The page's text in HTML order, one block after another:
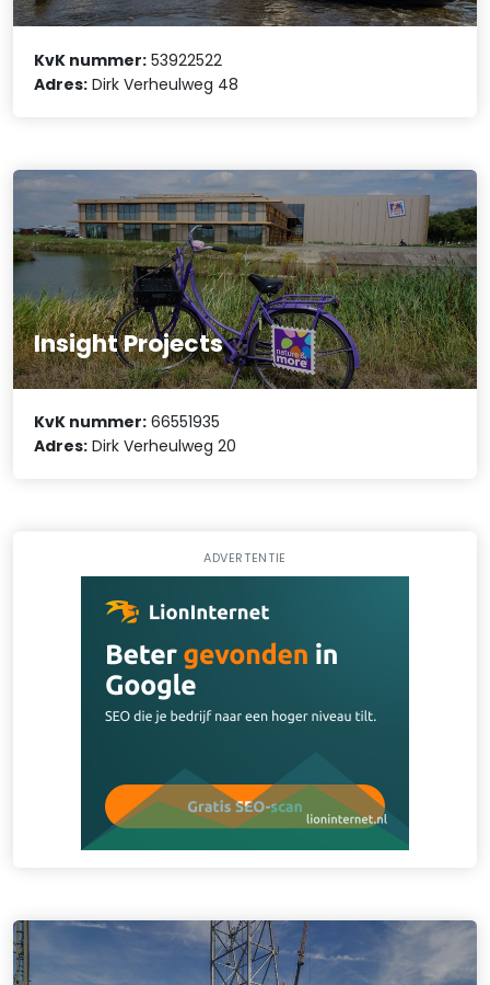
KvK nummer: 53922522
Adres: Dirk Verheulweg 48
Insight Projects
KvK nummer: 66551935
Adres: Dirk Verheulweg 20
ADVERTENTIE